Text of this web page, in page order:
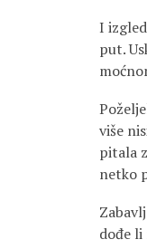
I
put.
više
pitala
netko
dođe